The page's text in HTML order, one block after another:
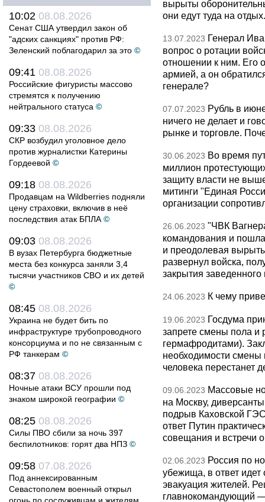
10:02 08.08.2026
Сенат США утвердил закон об
"адских санкциях" против РФ:
Зеленский поблагодарил за это ©
09:41 08.08.2026
Российские фигуристы массово
стремятся к получению
нейтрального статуса ©
09:33 08.08.2026
СКР возбудил уголовное дело
против журналистки Катерины
Гордеевой ©
09:18 08.08.2026
Продавцам на Wildberries подняли
цену страховки, включив в неё
последствия атак БПЛА ©
09:03 08.08.2026
В вузах Петербурга бюджетные
места без конкурса заняли 3,4
тысячи участников СВО и их детей
©
08:45 08.08.2026
Украина не будет бить по
инфраструктуре трубопроводного
консорциума и по не связанным с
РФ танкерам ©
08:37 08.08.2026
Ночные атаки ВСУ прошли под
знаком широкой географии ©
08:25 08.08.2026
Силы ПВО сбили за ночь 397
беспилотников: горят два НПЗ ©
09:58 07.08.2026
Под аннексированным
Севастополем военный открыл
вырыты
они едут туда на
13.07.2023 Генерал
вопрос о ротации
отношении к ним. Его
армией, а он
генерале?
07.07.2023 Рубль в
ничего не делает и
рынке и торговле.
30.06.2023 Во время
миллион
защиту власти не
митинги "Единая
организации
26.06.2023 "ЧВК
командования и
и преодолевая
развернул войска,
закрытия
24.06.2023 К чему
19.06.2023 Госдума
запрете смены пола и
гермафродитами).
необходимости смены
человека перестанет
09.06.2023 Массовые
на Москву,
подрыв Каховской
ответ Путин
совещания и встречи
02.06.2023 Россия по
убежища, в ответ идет
эвакуация жителей.
главнокомандующий